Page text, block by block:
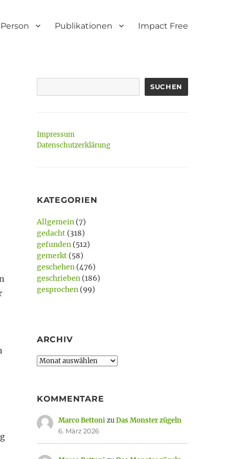
Person Publikationen Impact Free
SUCHEN
Impressum
Datenschutzerklärung
KATEGORIEN
Allgemein(7)
gedacht(318)
gefunden(512)
gemerkt(58)
geschehen(476)
geschrieben(186)
gesprochen(99)
ARCHIV
Archiv
KOMMENTARE
Marco BettonizuDas Monster zügeln
6. März 2026